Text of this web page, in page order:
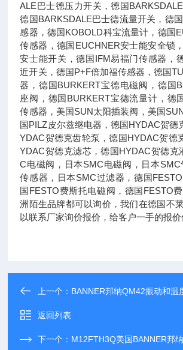
ALE巴士德压力开关，德国
德国BARKSDALE巴士德流量开关，德
感器，德国KOBOLD科宝流量计，德国
传感器，德国EUCHNER安士能安全锁
安士能开关，德国IFM易福门传感器，
近开关，德国P+F倍加福传感器，德国
器，德国BURKERT宝德电磁阀，德国
座阀，德国BURKERT宝德流量计，德
传感器，美国SUN太阳插装阀，美国
国PILZ皮尔兹继电器，德国HYDAC贺德
YDAC贺德克齿轮泵，德国HYDAC贺德
YDAC贺德克滤芯，德国HYDAC贺德克
C电磁阀，日本SMC电磁阀，日本
传感器，日本SMC过滤器，德国
国FESTO费斯托电磁阀，德国FESTO
洲陌生品牌都可以询价，我们在德国不
以联系厂家询价报价，给客户一手的报价
上一个： BANNER邦纳QM42振动和温
返回列表
下一个： M12FTH3Q美国BANNER邦纳温湿